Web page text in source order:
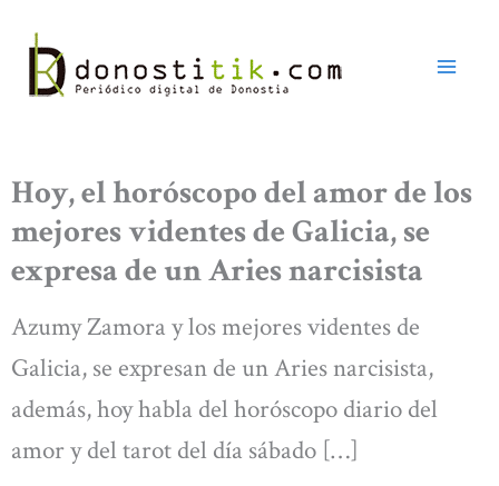
contenido
Hoy, el horóscopo del amor de los
mejores videntes de Galicia, se
expresa de un Aries narcisista
Azumy Zamora y los mejores videntes de
Galicia, se expresan de un Aries narcisista,
además, hoy habla del horóscopo diario del
amor y del tarot del día sábado […]